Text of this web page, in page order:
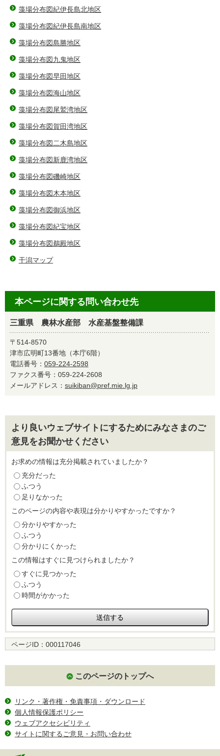
藻場分布図紀伊長島北地区
藻場分布図紀伊長島南地区
藻場分布図島勝地区
藻場分布図九鬼地区
藻場分布図早田地区
藻場分布図海山地区
藻場分布図尾鷲湾地区
藻場分布図賀田湾地区
藻場分布図二木島地区
藻場分布図新鹿湾地区
藻場分布図磯崎地区
藻場分布図木本地区
藻場分布図御浜地区
藻場分布図紀宝地区
藻場分布図鵜殿地区
干潟マップ
本ページに関する問い合わせ先
三重県 農林水産部 水産基盤整備課
〒514-8570
津市広明町13番地（本庁6階）
電話番号： 059-224-2598
ファクス番号：059-224-2608
メールアドレス： suikiban@pref.mie.lg.jp
より良いウェブサイトにするためにみなさまのご
意見をお聞かせください
お求めの情報は充分掲載されていましたか？
充分だった
ふつう
足りなかった
このページの内容や表現は分かりやすかったですか？
分かりやすかった
ふつう
分かりにくかった
この情報はすぐに見つけられましたか？
すぐに見つかった
ふつう
時間がかかった
ページID： 000117046
このページのトップへ
リンク・著作権・免責事項・ダウンロード
個人情報保護ポリシー
ウェブアクセシビリティ
サイトに関するご意見・お問い合わせ